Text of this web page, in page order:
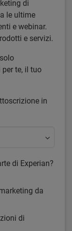
di
le ultime
e webinar.
e servizi.
te, il tuo
in
di Experian?
da
di